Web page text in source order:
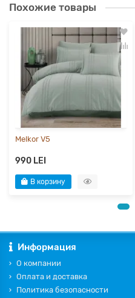
Похожие товары
Melkor V5
990 LEI
В корзину
Информация
О компании
Оплата и доставка
Политика безопасности